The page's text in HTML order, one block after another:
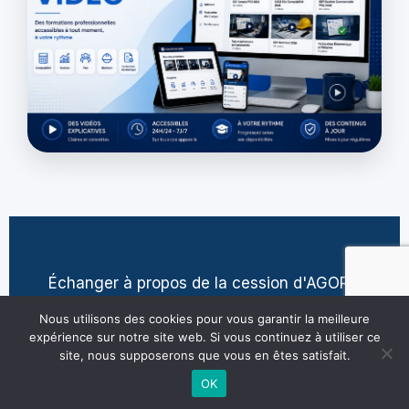
Échanger à propos de la cession d'AGORA
contact@jean-pierre-villatte.fr
Nous utilisons des cookies pour vous garantir la meilleure
expérience sur notre site web. Si vous continuez à utiliser ce
site, nous supposerons que vous en êtes satisfait.
OK